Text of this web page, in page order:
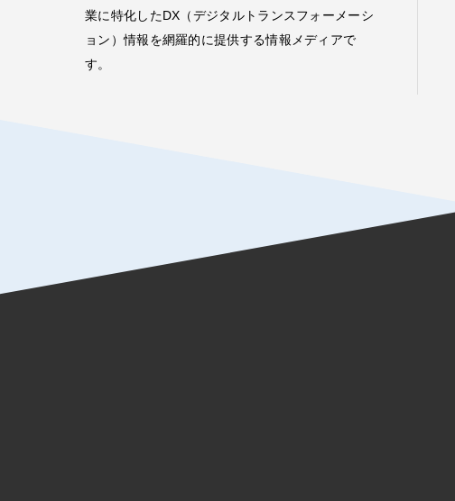
業に特化したDX（デジタルトランスフォーメーシ
ョン）情報を網羅的に提供する情報メディアで
す。